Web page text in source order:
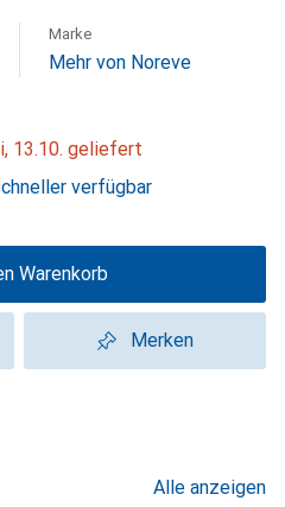
Marke
Mehr von Noreve
13.10. geliefert
verfügbar
Warenkorb
Merken
Alle anzeigen